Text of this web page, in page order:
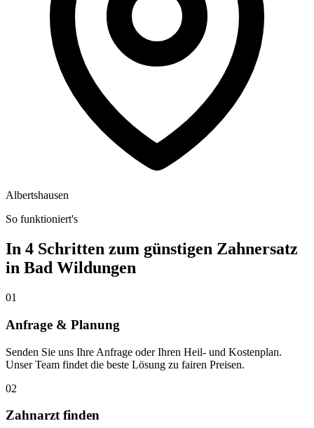
Albertshausen
So funktioniert's
In 4 Schritten zum günstigen Zahnersatz
in Bad Wildungen
01
Anfrage & Planung
Senden Sie uns Ihre Anfrage oder Ihren Heil- und Kostenplan.
Unser Team findet die beste Lösung zu fairen Preisen.
02
Zahnarzt finden